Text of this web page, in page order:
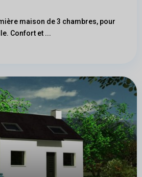
maison de 3 chambres, pour
Confort et ...